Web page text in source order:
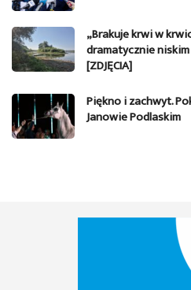
„Brakuje krwi w
dramatycznie
[ZDJĘCIA]
Piękno i zachwyt.
Janowie Podlaskim